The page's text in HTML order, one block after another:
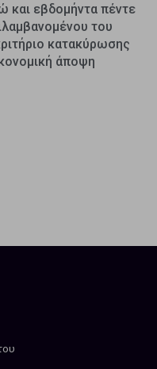
και εβδομήντα πέντε
του
κατακύρωσης
άποψη